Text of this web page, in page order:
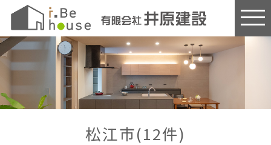
このページの本文へ
松江市(12件)